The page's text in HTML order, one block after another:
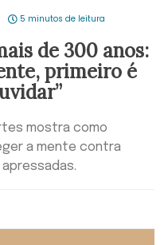
5 minutos de leitura
de 300 anos:
primeiro é
mostra como
a mente contra